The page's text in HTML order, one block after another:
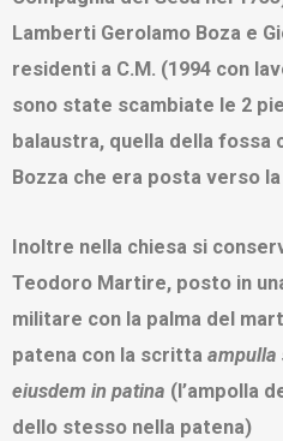
Lamberti Gerolamo Boza e
residenti a C.M. (1994 con
sono state scambiate le 2
balaustra, quella della fossa
Bozza che era posta verso
Inoltre nella chiesa si
Teodoro Martire, posto in
militare con la palma del
patena con la scritta ampulla
eiusdem in patina (l’ampolla
dello stesso nella patena)